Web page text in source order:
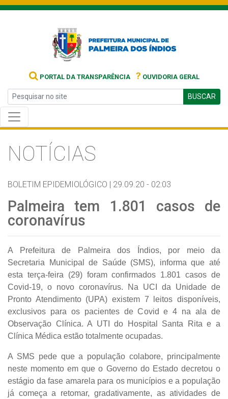
PORTAL DA TRANSPARÊNCIA ? OUVIDORIA GERAL
BUSCAR
NOTÍCIAS
BOLETIM EPIDEMIOLÓGICO | 29.09.20 - 02:03
Palmeira tem 1.801 casos de
coronavírus
A Prefeitura de Palmeira dos Índios, por meio da
Secretaria Municipal de Saúde (SMS), informa que até
esta terça-feira (29) foram confirmados 1.801 casos de
Covid-19, o novo coronavírus. Na UCI da Unidade de
Pronto Atendimento (UPA) existem 7 leitos disponíveis,
exclusivos para os pacientes de Covid e 4 na ala de
Observação Clínica. A UTI do Hospital Santa Rita e a
Clínica Médica estão totalmente ocupadas.
A SMS pede que a população colabore, principalmente
neste momento em que o Governo do Estado decretou o
estágio da fase amarela para os municípios e a população
já começa a retomar, gradativamente, as atividades de